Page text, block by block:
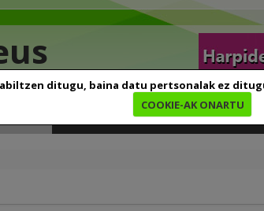
ditugu, baina datu pertsonalak ez
COOKIE-AK ONARTU
Euskara ikasten